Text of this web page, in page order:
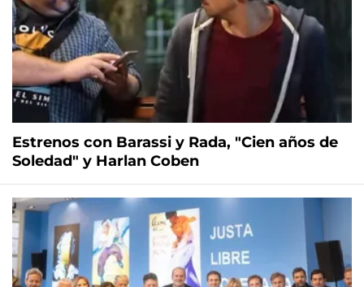
Estrenos con Barassi y Rada, "Cien años de
Soledad" y Harlan Coben